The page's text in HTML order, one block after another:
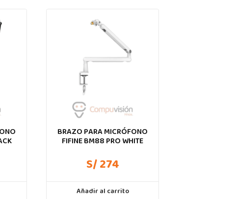
BRAZO PARA MICRÓFONO
FIFINE BM88 PRO WHITE
S/ 274
Añadir al carrito